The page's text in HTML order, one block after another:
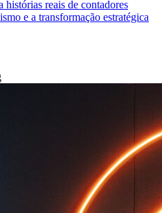
reais de contadores
e a transformação estratégica